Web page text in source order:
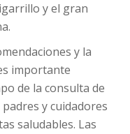
y el gran
y la
importante
de la consulta de
y cuidadores
saludables. Las